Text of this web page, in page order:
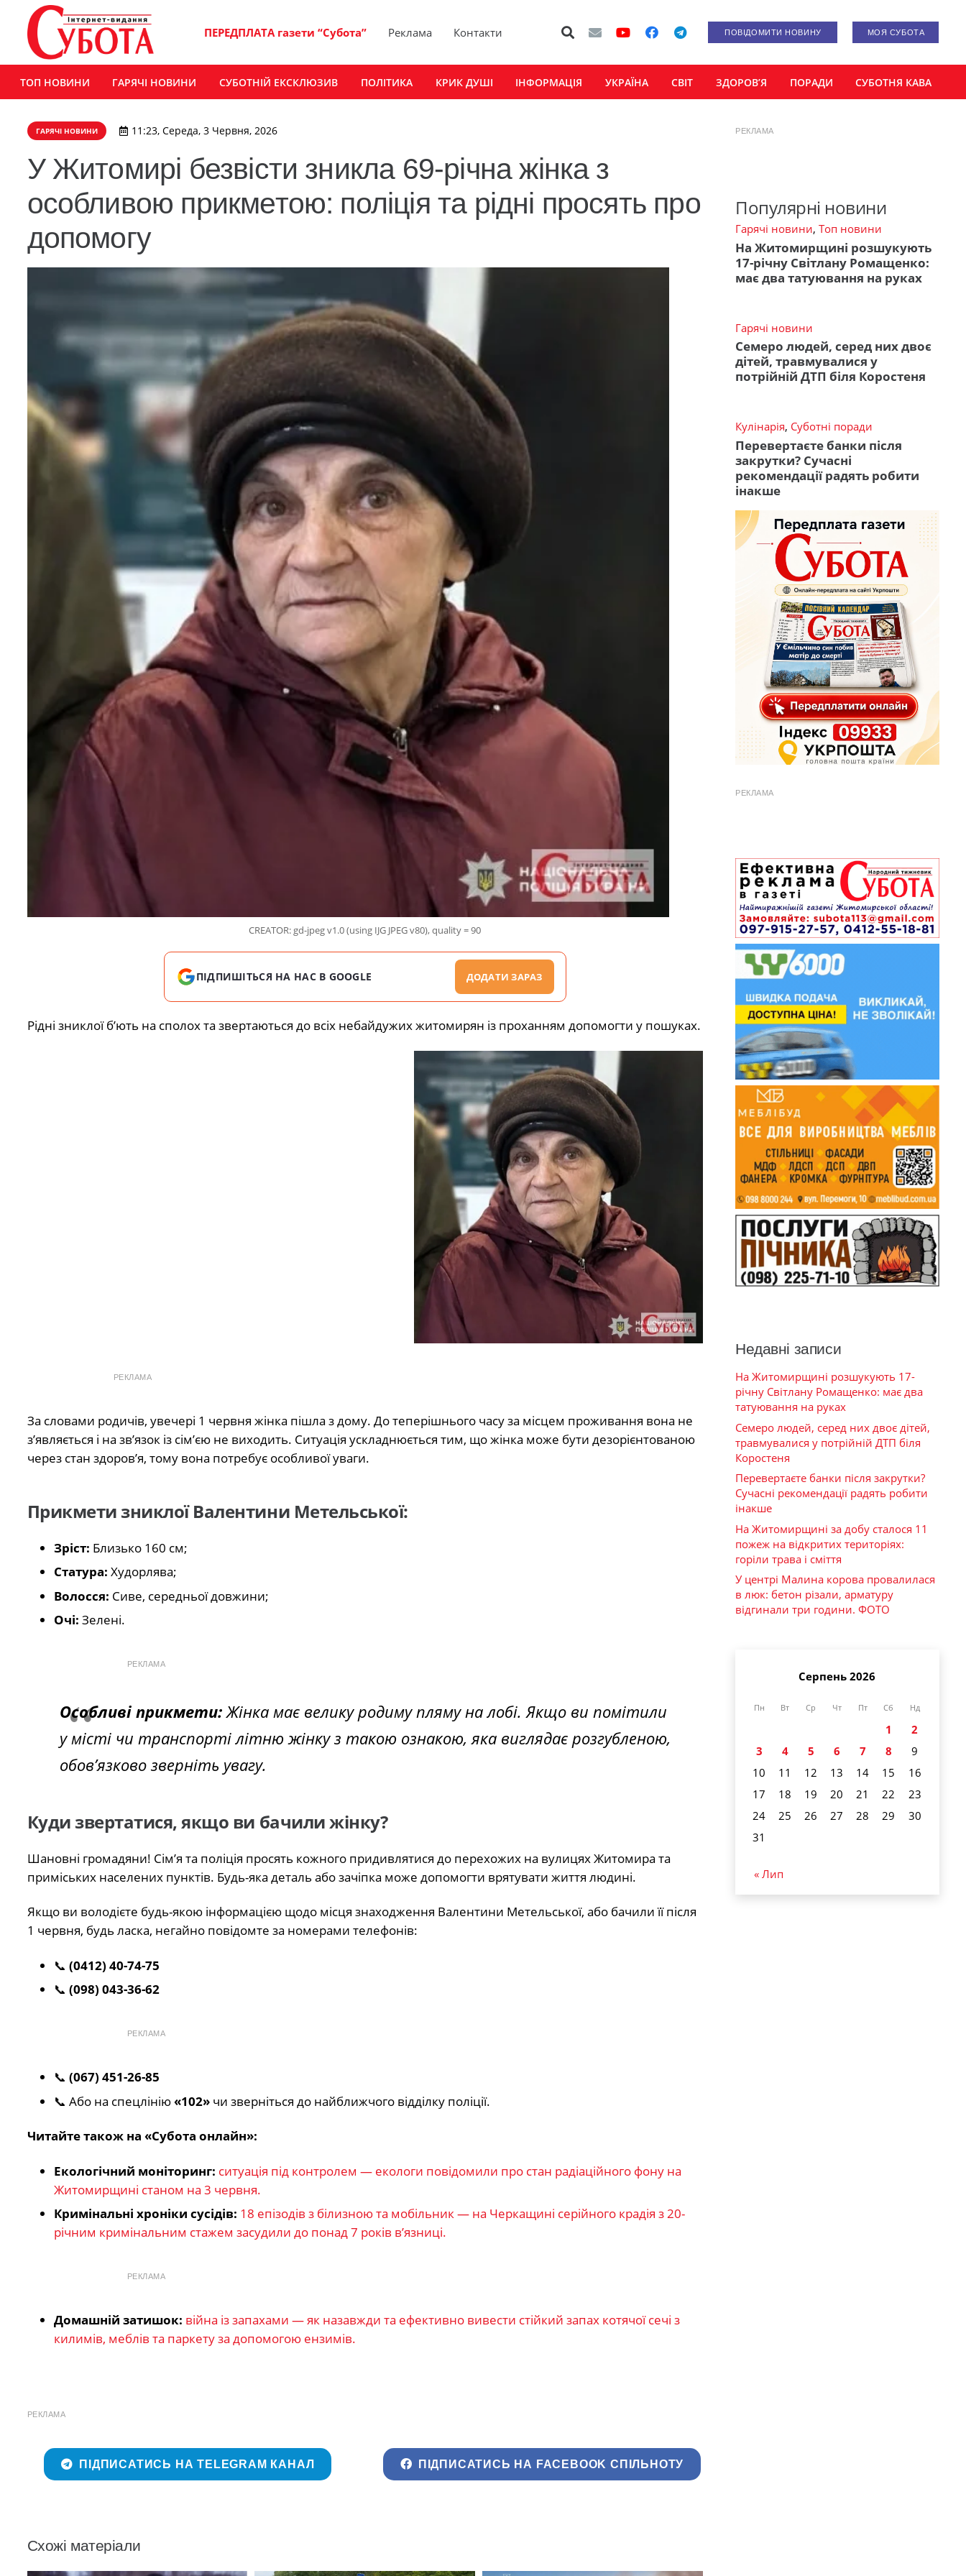
ПЕРЕДПЛАТА газети “Субота” Реклама Контакти ПОВІДОМИТИ НОВИНУ МОЯ СУБОТА
ТОП НОВИНИ ГАРЯЧІ НОВИНИ СУБОТНІЙ ЕКСКЛЮЗИВ ПОЛІТИКА КРИК ДУШІ ІНФОРМАЦІЯ УКРАЇНА СВІТ ЗДОРОВ’Я ПОРАДИ СУБОТНЯ КАВА
ГАРЯЧІ НОВИНИ 11:23, Середа, 3 Червня, 2026
У Житомирі безвісти зникла 69-річна жінка з
особливою прикметою: поліція та рідні просять про
допомогу
CREATOR: gd-jpeg v1.0 (using IJG JPEG v80), quality = 90
ПІДПИШІТЬСЯ НА НАС В GOOGLE ДОДАТИ ЗАРАЗ
Рідні зниклої б’ють на сполох та звертаються до всіх небайдужих житомирян із проханням допомогти у пошуках.
РЕКЛАМА
За словами родичів, увечері 1 червня жінка пішла з дому. До теперішнього часу за місцем проживання вона не
з’являється і на зв’язок із сім’єю не виходить. Ситуація ускладнюється тим, що жінка може бути дезорієнтованою
через стан здоров’я, тому вона потребує особливої уваги.
Прикмети зниклої Валентини Метельської:
Зріст: Близько 160 см;
Статура: Худорлява;
Волосся: Сиве, середньої довжини;
Очі: Зелені.
РЕКЛАМА
Особливі прикмети:Жінка має велику родиму пляму на лобі. Якщо ви помітили
у місті чи транспорті літню жінку з такою ознакою, яка виглядає розгубленою,
обов’язково зверніть увагу.
Куди звертатися, якщо ви бачили жінку?
Шановні громадяни! Сім’я та поліція просять кожного придивлятися до перехожих на вулицях Житомира та
приміських населених пунктів. Будь-яка деталь або зачіпка може допомогти врятувати життя людині.
Якщо ви володієте будь-якою інформацією щодо місця знаходження Валентини Метельської, або бачили її після
1 червня, будь ласка, негайно повідомте за номерами телефонів:
📞 (0412) 40-74-75
📞 (098) 043-36-62
РЕКЛАМА
📞 (067) 451-26-85
📞 Або на спецлінію«102» чи зверніться до найближчого відділку поліції.
Читайте також на «Субота онлайн»:
Екологічний моніторинг: ситуація під контролем — екологи повідомили про стан радіаційного фону на
Житомирщині станом на 3 червня.
Кримінальні хроніки сусідів: 18 епізодів з білизною та мобільник — на Черкащині серійного крадія з 20-
річним кримінальним стажем засудили до понад 7 років в’язниці.
РЕКЛАМА
Домашній затишок: війна із запахами — як назавжди та ефективно вивести стійкий запах котячої сечі з
килимів, меблів та паркету за допомогою ензимів.
РЕКЛАМА
ПІДПИСАТИСЬ НА TELEGRAM КАНАЛ ПІДПИСАТИСЬ НА FACEBOOK СПІЛЬНОТУ
Схожі матеріали
РЕКЛАМА
Популярні новини
Гарячі новини, Топ новини
На Житомирщині розшукують
17-річну Світлану Ромащенко:
має два татуювання на руках
Гарячі новини
Семеро людей, серед них двоє
дітей, травмувалися у
потрійній ДТП біля Коростеня
Кулінарія, Суботні поради
Перевертаєте банки після
закрутки? Сучасні
рекомендації радять робити
інакше
РЕКЛАМА
Недавні записи
На Житомирщині розшукують 17-
річну Світлану Ромащенко: має два
татуювання на руках
Семеро людей, серед них двоє дітей,
травмувалися у потрійній ДТП біля
Коростеня
Перевертаєте банки після закрутки?
Сучасні рекомендації радять робити
інакше
На Житомирщині за добу сталося 11
пожеж на відкритих територіях:
горіли трава і сміття
У центрі Малина корова провалилася
в люк: бетон різали, арматуру
відгинали три години. ФОТО
Серпень 2026
Пн Вт Ср Чт Пт Сб Нд
1
2
3
4 5 6 7 8
9
10
11 12 13 14 15
16
17
18 19 20 21 22
23
24
25 26 27 28 29
30
31
« Лип